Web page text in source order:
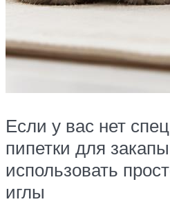
Если у вас нет
пипетки для
использовать
иглы